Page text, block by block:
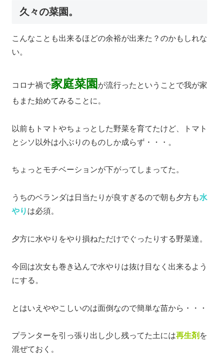
久々の菜園。
こんなことも出来るほどの余裕が出来た？のかもしれな
い。
コロナ禍で家庭菜園 が流行ったということで我が家
もまた始めてみることに。
以前もトマトやちょっとした野菜を育てたけど、トマト
とシソ以外は小ぶりのものしか成らず・・・。
ちょっとモチベーションが下がってしまってた。
うちのベランダは日当たりが良すぎるので朝も夕方も水
やり は必須。
夕方に水やりをやり損ねただけでぐったりする野菜達。
今回は次女も巻き込んで水やりは抜け目なく出来るよう
にする。
とはいえややこしいのは面倒なので簡単な苗から・・・
プランターを引っ張り出し少し残ってた土には再生剤 を
混ぜておく。